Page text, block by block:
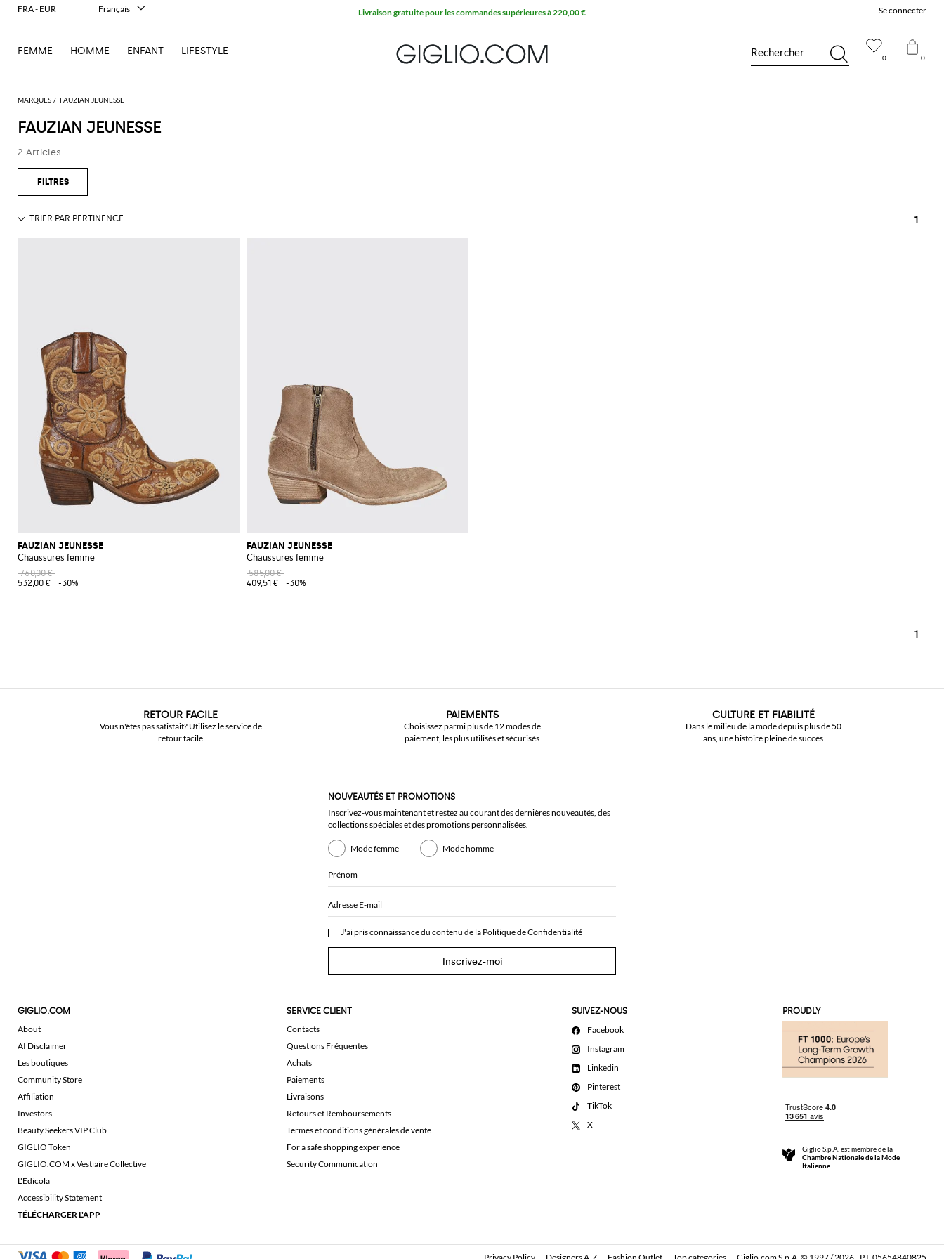
MARQUES FAUZIAN JEUNESSE
FAUZIAN JEUNESSE
2 Articles
1
FAUZIAN JEUNESSE
Chaussures femme
760,00 €
532,00 €
-30%
FAUZIAN JEUNESSE
Chaussures femme
585,00 €
409,51 €
-30%
1
0 0
Rechercher
Se connecter
FEMME HOMME ENFANT LIFESTYLE
Livraison gratuite pour les commandes supérieures à 220,00 €
FRA - EUR
Français
Deutsch
日本語
Русский
RETOUR FACILE
Vous n'êtes pas satisfait? Utilisez le service de
retour facile
PAIEMENTS
Choisissez parmi plus de 12 modes de
paiement, les plus utilisés et sécurisés
CULTURE ET FIABILITÉ
Dans le milieu de la mode depuis plus de 50
ans, une histoire pleine de succès
NOUVEAUTÉS ET PROMOTIONS
Inscrivez-vous maintenant et restez au courant des dernières nouveautés, des
collections spéciales et des promotions personnalisées.
Mode femme Mode homme
Prénom
Adresse E-mail
J'ai pris connaissance du contenu de la Politique de Confidentialité
Inscrivez-moi
GIGLIO.COM
About
AI Disclaimer
Les boutiques
Community Store
Affiliation
Investors
Beauty Seekers VIP Club
GIGLIO Token
GIGLIO.COM x Vestiaire Collective
L'Edicola
Accessibility Statement
TÉLÉCHARGER L'APP
SERVICE CLIENT
Contacts
Questions Fréquentes
Achats
Paiements
Livraisons
Retours et Remboursements
Termes et conditions générales de vente
For a safe shopping experience
Security Communication
SUIVEZ-NOUS
Facebook
Instagram
Linkedin
Pinterest
TikTok
X
PROUDLY
Giglio S.p.A. est membre de la
Chambre Nationale de la Mode
Italienne